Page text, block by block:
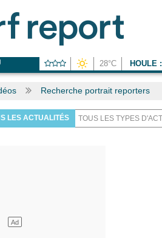
28°C HOULE :
Recherche portrait reporters
LES ACTUALITÉS